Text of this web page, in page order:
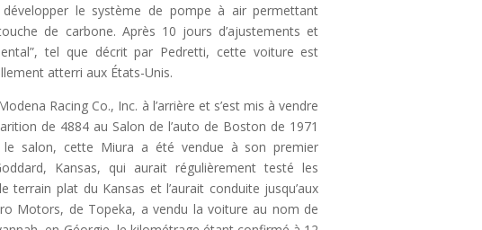
le système de pompe à air permettant
de carbone. Après 10 jours d’ajustements et
tel que décrit par Pedretti, cette voiture est
atterri aux États-Unis.
Racing Co., Inc. à l’arrière et s’est mis à vendre
de 4884 au Salon de l’auto de Boston de 1971
salon, cette Miura a été vendue à son premier
Kansas, qui aurait régulièrement testé les
terrain plat du Kansas et l’aurait conduite jusqu’aux
Motors, de Topeka, a vendu la voiture au nom de